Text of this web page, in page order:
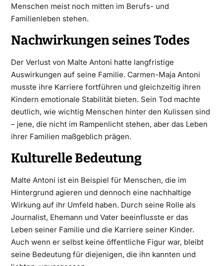
Menschen meist noch mitten im Berufs- und
Familienleben stehen.
Nachwirkungen seines Todes
Der Verlust von Malte Antoni hatte langfristige
Auswirkungen auf seine Familie. Carmen-Maja Antoni
musste ihre Karriere fortführen und gleichzeitig ihren
Kindern emotionale Stabilität bieten. Sein Tod machte
deutlich, wie wichtig Menschen hinter den Kulissen sind
– jene, die nicht im Rampenlicht stehen, aber das Leben
ihrer Familien maßgeblich prägen.
Kulturelle Bedeutung
Malte Antoni ist ein Beispiel für Menschen, die im
Hintergrund agieren und dennoch eine nachhaltige
Wirkung auf ihr Umfeld haben. Durch seine Rolle als
Journalist, Ehemann und Vater beeinflusste er das
Leben seiner Familie und die Karriere seiner Kinder.
Auch wenn er selbst keine öffentliche Figur war, bleibt
seine Bedeutung für diejenigen, die ihn kannten und